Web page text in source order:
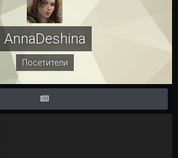
AnnaDeshina
Посетители